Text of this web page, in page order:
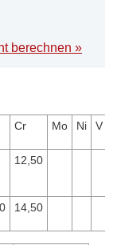
berechnen »
Cr Mo Ni V
12,50
14,50